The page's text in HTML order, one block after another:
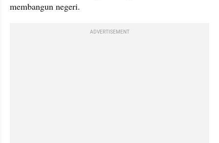
membangun negeri.
ADVERTISEMENT